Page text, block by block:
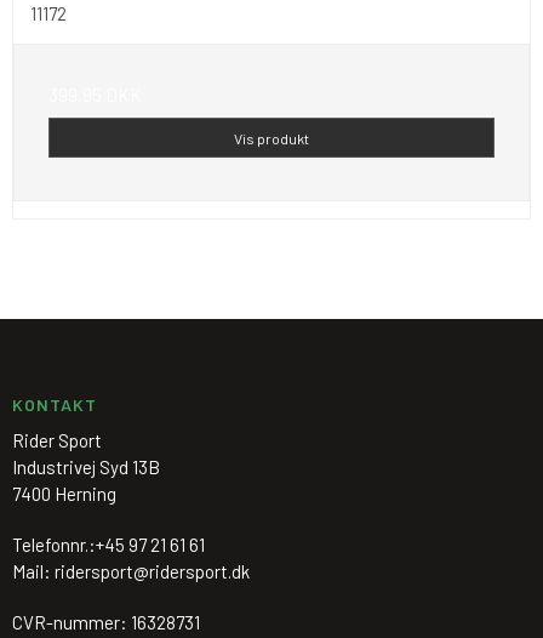
11172
Vis produkt
KONTAKT
Rider Sport
Industrivej Syd 13B
7400 Herning
Telefonnr.:+45 97 21 61 61
Mail: ridersport@ridersport.dk
CVR-nummer: 16328731